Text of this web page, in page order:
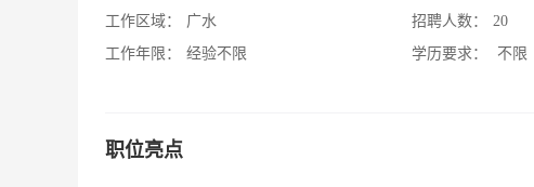
工作区域：
广水
工作年限：
经验不限
招聘人数：
20
学历要求：
不限
职位亮点